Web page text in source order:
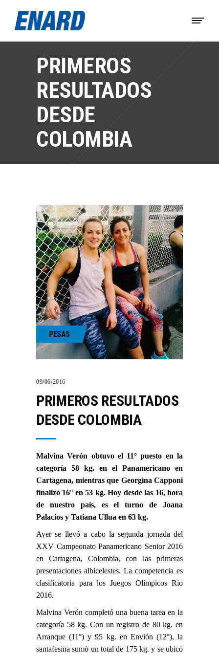
PRIMEROS
RESULTADOS
DESDE
COLOMBIA
PESAS
09/06/2016
PRIMEROS RESULTADOS
DESDE COLOMBIA
Malvina Verón obtuvo el 11° puesto en la
categoría 58 kg. en el Panamericano en
Cartagena, mientras que Georgina Capponi
finalizó 16° en 53 kg. Hoy desde las 16, hora
de nuestro país, es el turno de Joana
Palacios y Tatiana Ullua en 63 kg.
Ayer se llevó a cabo la segunda jornada del
XXV Campeonato Panamericano Senior 2016
en Cartagena, Colombia, con las primeras
presentaciones albicelestes. La competencia es
clasificatoria para los Juegos Olímpicos Río
2016.
Malvina Verón completó una buena tarea en la
categoría 58 kg. Con un registro de 80 kg. en
Arranque (11°) y 95 kg. en Envión (12°), la
santafesina sumó un total de 175 kg. y se ubicó